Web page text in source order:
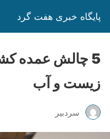
پایگاه خبری هفت گرد
5 چالش عمده
زیست و آب
سردبیر